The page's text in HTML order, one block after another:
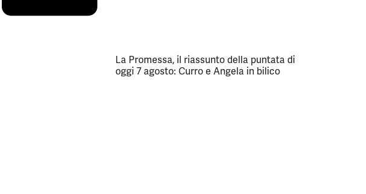
La Promessa, il riassunto della puntata di
oggi 7 agosto: Curro e Angela in bilico